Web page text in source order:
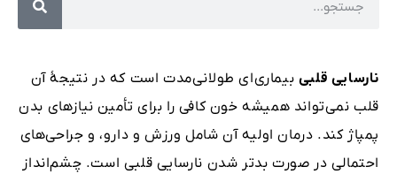
نارسایی قلبی بیماری‌ای طولانی‌مدت است که در نتیجۀ آن
قلب نمی‌تواند همیشه خون کافی را برای تأمین نیازهای بدن
پمپاژ کند. درمان اولیه آن شامل ورزش و دارو، و جراحی‌های
احتمالی در صورت بدتر شدن نارسایی قلبی است. چشم‌انداز